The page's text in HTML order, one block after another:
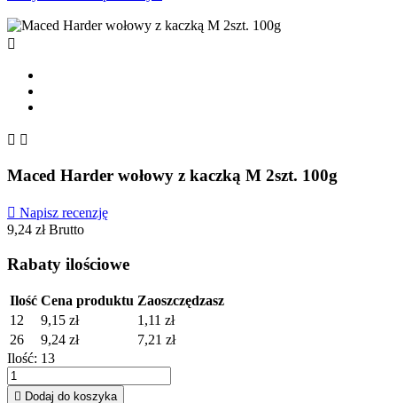

 
Maced Harder wołowy z kaczką M 2szt. 100g
 Napisz recenzję
9,24 złBrutto
Rabaty ilościowe
Ilość Cena produktu Zaoszczędzasz
12
9,15 zł
1,11 zł
26
9,24 zł
7,21 zł
Ilość: 13
 Dodaj do koszyka